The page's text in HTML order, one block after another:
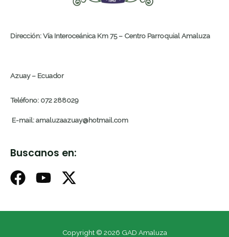
Dirección: Vía Interoceánica Km 75 – Centro Parroquial Amaluza
Azuay – Ecuador
Teléfono: 072 288029
E-mail: amaluzaazuay@hotmail.com
Buscanos en:
Copyright © 2026 GAD Amaluza